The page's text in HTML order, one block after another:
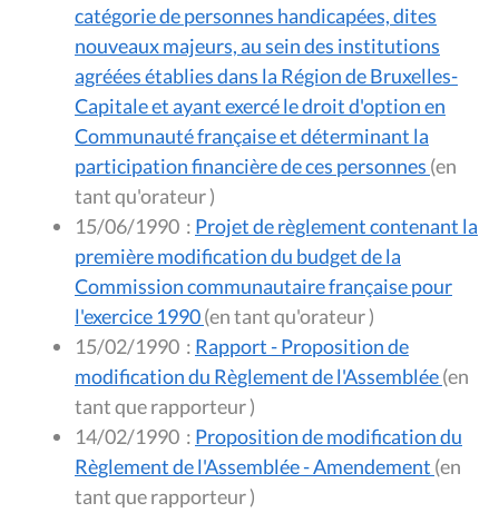
catégorie de personnes handicapées, dites
nouveaux majeurs, au sein des institutions
agréées établies dans la Région de Bruxelles-
Capitale et ayant exercé le droit d'option en
Communauté française et déterminant la
participation financière de ces personnes (en
tant qu'orateur )
15/06/1990 : Projet de règlement contenant la
première modification du budget de la
Commission communautaire française pour
l'exercice 1990
(en tant qu'orateur )
15/02/1990 : Rapport - Proposition de
modification du Règlement de l'Assemblée(en
tant que rapporteur )
14/02/1990 : Proposition de modification du
Règlement de l'Assemblée - Amendement (en
tant que rapporteur )